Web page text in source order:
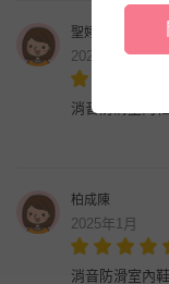
聖婷黃
2025年1月
消音防滑室內
柏成陳
2025年1月
消音防滑室內